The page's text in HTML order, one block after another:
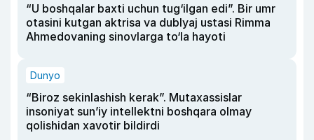
“U boshqalar baxti uchun tug‘ilgan edi”. Bir umr
otasini kutgan aktrisa va dublyaj ustasi Rimma
Ahmedovaning sinovlarga to‘la hayoti
Dunyo
“Biroz sekinlashish kerak”. Mutaxassislar
insoniyat sun’iy intellektni boshqara olmay
qolishidan xavotir bildirdi